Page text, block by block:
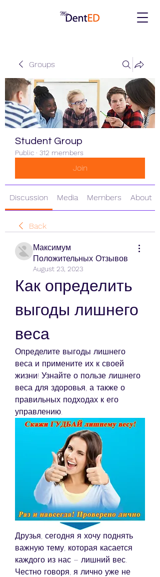
Groups
Student Group
Public · 312 members
Join
Discussion Media Members About
Back
Максимум
Положительных Отзывов
August 23, 2023
Как определить
выгоды лишнего
веса
Определите выгоды лишнего
веса и примените их к своей
жизни! Узнайте о пользе лишнего
веса для здоровья, а также о
правильных подходах к его
управлению.
Друзья, сегодня я хочу поднять
важную тему, которая касается
каждого из нас – лишний вес.
Честно говоря, я лично уже не